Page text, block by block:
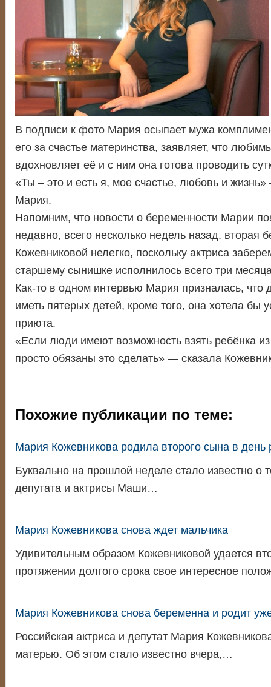
В подписи к фото Мария осыпает мужа
его за счастье материнства, заявляет, что
вдохновляет её и с ним она готова проводить
«Ты – это и есть я, мое счастье, любовь и
Мария.
Напомним, что новости о беременности Марии
недавно, всего несколько недель назад. вторая
Кожевниковой нелегко, поскольку актриса
старшему сынишке исполнилось всего три
Как-то в одном интервью Мария призналась, что
иметь пятерых детей, кроме того, она хотела бы
приюта.
«Если люди имеют возможность взять ребёнка
просто обязаны это сделать» — сказала
Похожие публикации по теме:
Мария Кожевникова родила второго сына в
Буквально на прошлой неделе стало известно о
депутата и актрисы Маши…
Мария Кожевникова снова ждет мальчика
Удивительным образом Кожевниковой удается
протяжении долгого срока свое интересное
Мария Кожевникова снова беременна и родит
Российская актриса и депутат Мария
матерью. Об этом стало известно вчера,…